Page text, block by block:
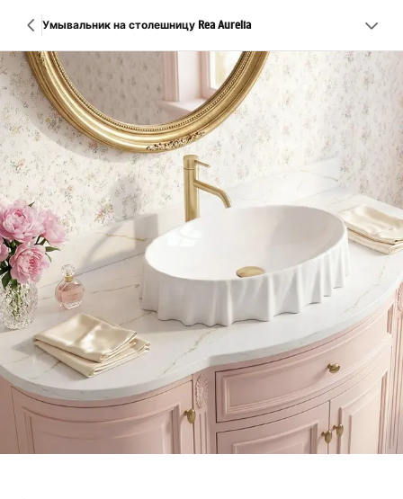
Умывальник на столешницу Rea Aurelia